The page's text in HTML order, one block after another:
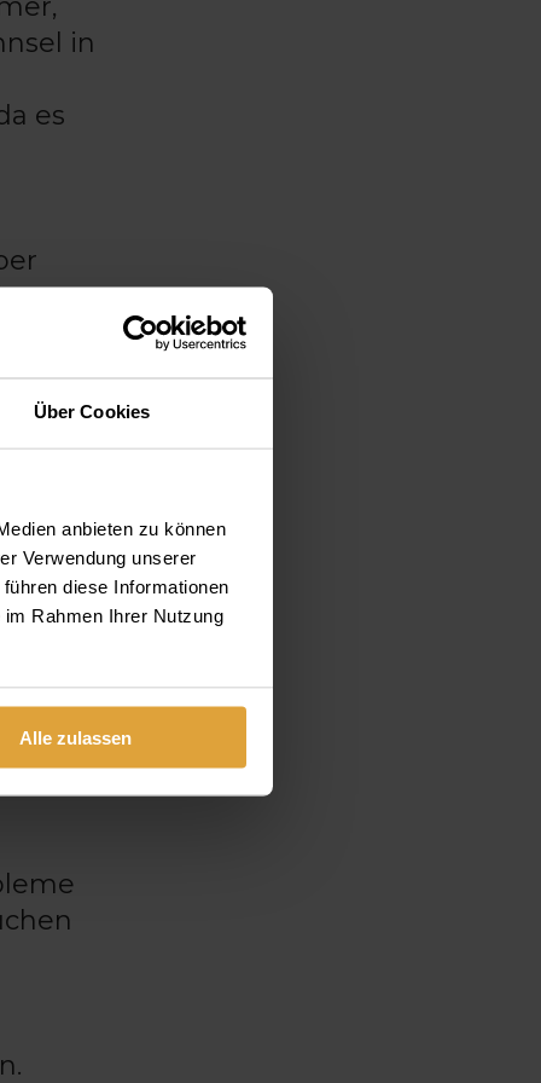
Über Cookies
anbieten zu können
Verwendung unserer
diese Informationen
Rahmen Ihrer Nutzung
Alle zulassen
in
es
der